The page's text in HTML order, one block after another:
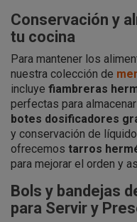
Conservación y
tu cocina
Para mantener los
nuestra colección de
incluye fiambreras
perfectas para
botes dosificadores
y conservación de
ofrecemos tarros
para mejorar el orden y
Bols y bandejas
para Servir y